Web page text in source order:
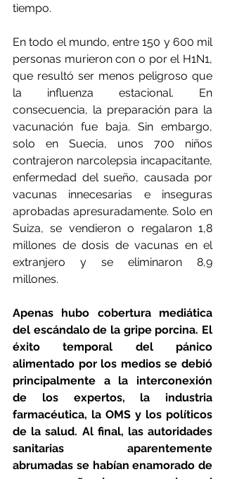
tiempo.
En todo el mundo, entre 150 y 600 mil
personas murieron con o por el H1N1,
que resultó ser menos peligroso que
la influenza estacional. En
consecuencia, la preparación para la
vacunación fue baja. Sin embargo,
solo en Suecia, unos 700 niños
contrajeron narcolepsia incapacitante,
enfermedad del sueño, causada por
vacunas innecesarias e inseguras
aprobadas apresuradamente. Solo en
Suiza, se vendieron o regalaron 1,8
millones de dosis de vacunas en el
extranjero y se eliminaron 8,9
millones.
Apenas hubo cobertura mediática
del escándalo de la gripe porcina. El
éxito temporal del pánico
alimentado por los medios se debió
principalmente a la interconexión
de los expertos, la industria
farmacéutica, la OMS y los políticos
de la salud. Al final, las autoridades
sanitarias aparentemente
abrumadas se habían enamorado de